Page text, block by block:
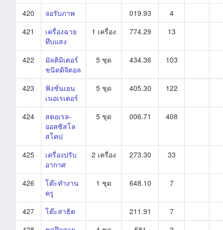
420 จอรับภาพ 019.93
4
421
เครื่องฉาย
ทึบแสง
1 เครื่อง 774.29 13
422
มัลติมิเตอร์
ชนิดดิจิตอล
5 ชุด 434.36 103
423
ฟังชั่นเยน
เนอเรเตอร์
5 ชุด 405.30 122
424
สตอเรล-
ออสซิสโล
สโคป
5 ชุด 006.71 408
425
เครื่องปรับ
อากาศ
2 เครื่อง 273.30 33
426
โต๊ะทำงาน
ครู
1 ชุด 648.10 7
427 โต๊ะสาธิต 211.91
7